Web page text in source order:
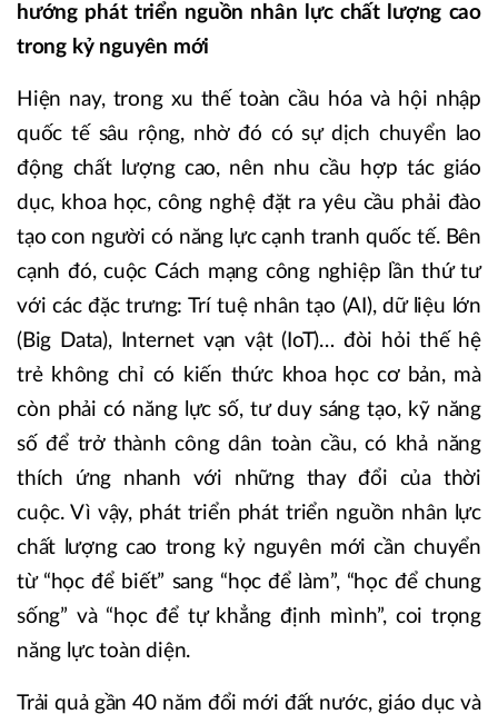
hướng phát triển nguồn nhân lực chất lượng cao
trong kỷ nguyên mới
Hiện nay, trong xu thế toàn cầu hóa và hội nhập
quốc tế sâu rộng, nhờ đó có sự dịch chuyển lao
động chất lượng cao, nên nhu cầu hợp tác giáo
dục, khoa học, công nghệ đặt ra yêu cầu phải đào
tạo con người có năng lực cạnh tranh quốc tế. Bên
cạnh đó, cuộc Cách mạng công nghiệp lần thứ tư
với các đặc trưng: Trí tuệ nhân tạo (AI), dữ liệu lớn
(Big Data), Internet vạn vật (IoT)… đòi hỏi thế hệ
trẻ không chỉ có kiến thức khoa học cơ bản, mà
còn phải có năng lực số, tư duy sáng tạo, kỹ năng
số để trở thành công dân toàn cầu, có khả năng
thích ứng nhanh với những thay đổi của thời
cuộc. Vì vậy, phát triển phát triển nguồn nhân lực
chất lượng cao trong kỷ nguyên mới cần chuyển
từ “học để biết” sang “học để làm”, “học để chung
sống” và “học để tự khẳng định mình”, coi trọng
năng lực toàn diện.
Trải quả gần 40 năm đổi mới đất nước, giáo dục và